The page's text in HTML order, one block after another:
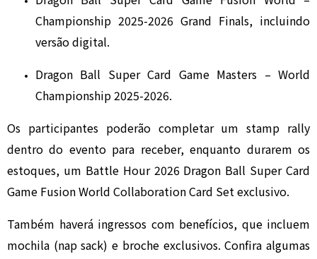
Championship 2025-2026 Grand Finals, incluindo
versão digital.
Dragon Ball Super Card Game Masters – World
Championship 2025-2026.
Os participantes poderão completar um stamp rally
dentro do evento para receber, enquanto durarem os
estoques, um Battle Hour 2026 Dragon Ball Super Card
Game Fusion World Collaboration Card Set exclusivo.
Também haverá ingressos com benefícios, que incluem
mochila (nap sack) e broche exclusivos. Confira algumas